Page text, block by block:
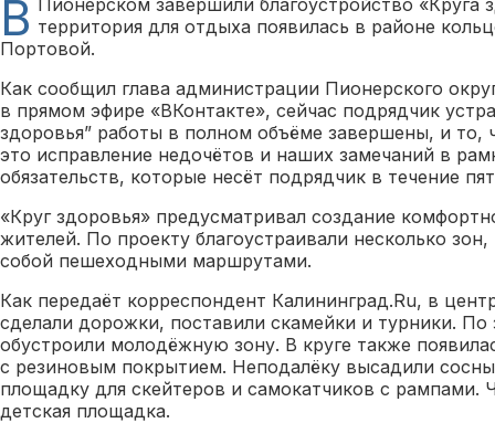
В территория для отдыха появилась в районе
Портовой.
Как сообщил глава администрации Пионерского
в прямом эфире «ВКонтакте», сейчас подрядчик
здоровья” работы в полном объёме завершены, и то,
это исправление недочётов и наших замечаний в
обязательств, которые несёт подрядчик в течение
«Круг здоровья» предусматривал создание
жителей. По проекту благоустраивали несколько
собой пешеходными маршрутами.
Как передаёт корреспондент Калининград.Ru, в
сделали дорожки, поставили скамейки и турники. По
обустроили молодёжную зону. В круге также
с резиновым покрытием. Неподалёку высадили
площадку для скейтеров и самокатчиков с рампами.
детская площадка.